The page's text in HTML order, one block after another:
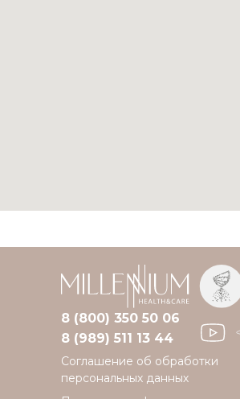
Соглашение об обработки
персональных данных
8 (800) 350 50 06
8 (989) 511 13 44